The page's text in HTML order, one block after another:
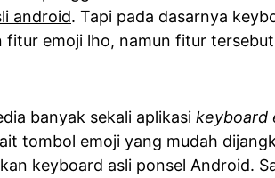
android. Tapi pada dasarnya
fitur emoji lho, namun fitur
banyak sekali aplikasi keyboard
tombol emoji yang mudah
keyboard asli ponsel Android.